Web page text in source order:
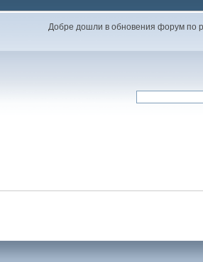
Добре дошли в обновения форум по